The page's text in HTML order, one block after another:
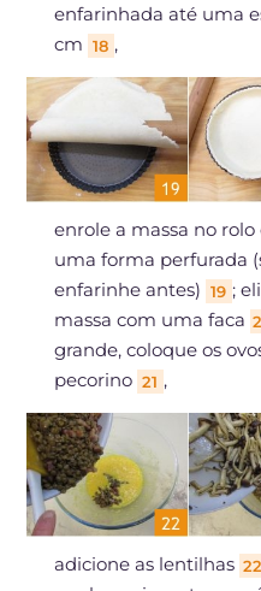
enfarinhada até uma
cm 18 ,
enrole a massa no
uma forma perfurada
enfarinhe antes) 19 ;
massa com uma faca
grande, coloque os
pecorino 21 ,
adicione as lentilhas 22